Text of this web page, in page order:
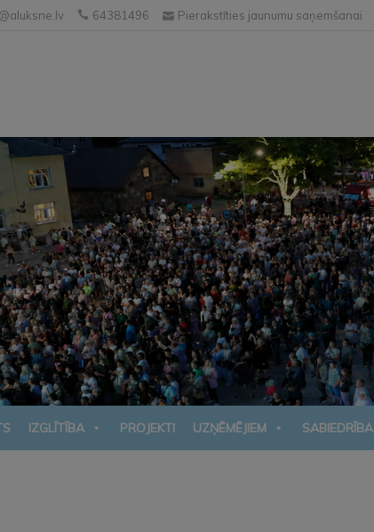
64381496 Pierakstīties jaunumu saņemšanai
IZGLĪTĪBA PROJEKTI UZŅĒMĒJIEM SABIEDRĪBA